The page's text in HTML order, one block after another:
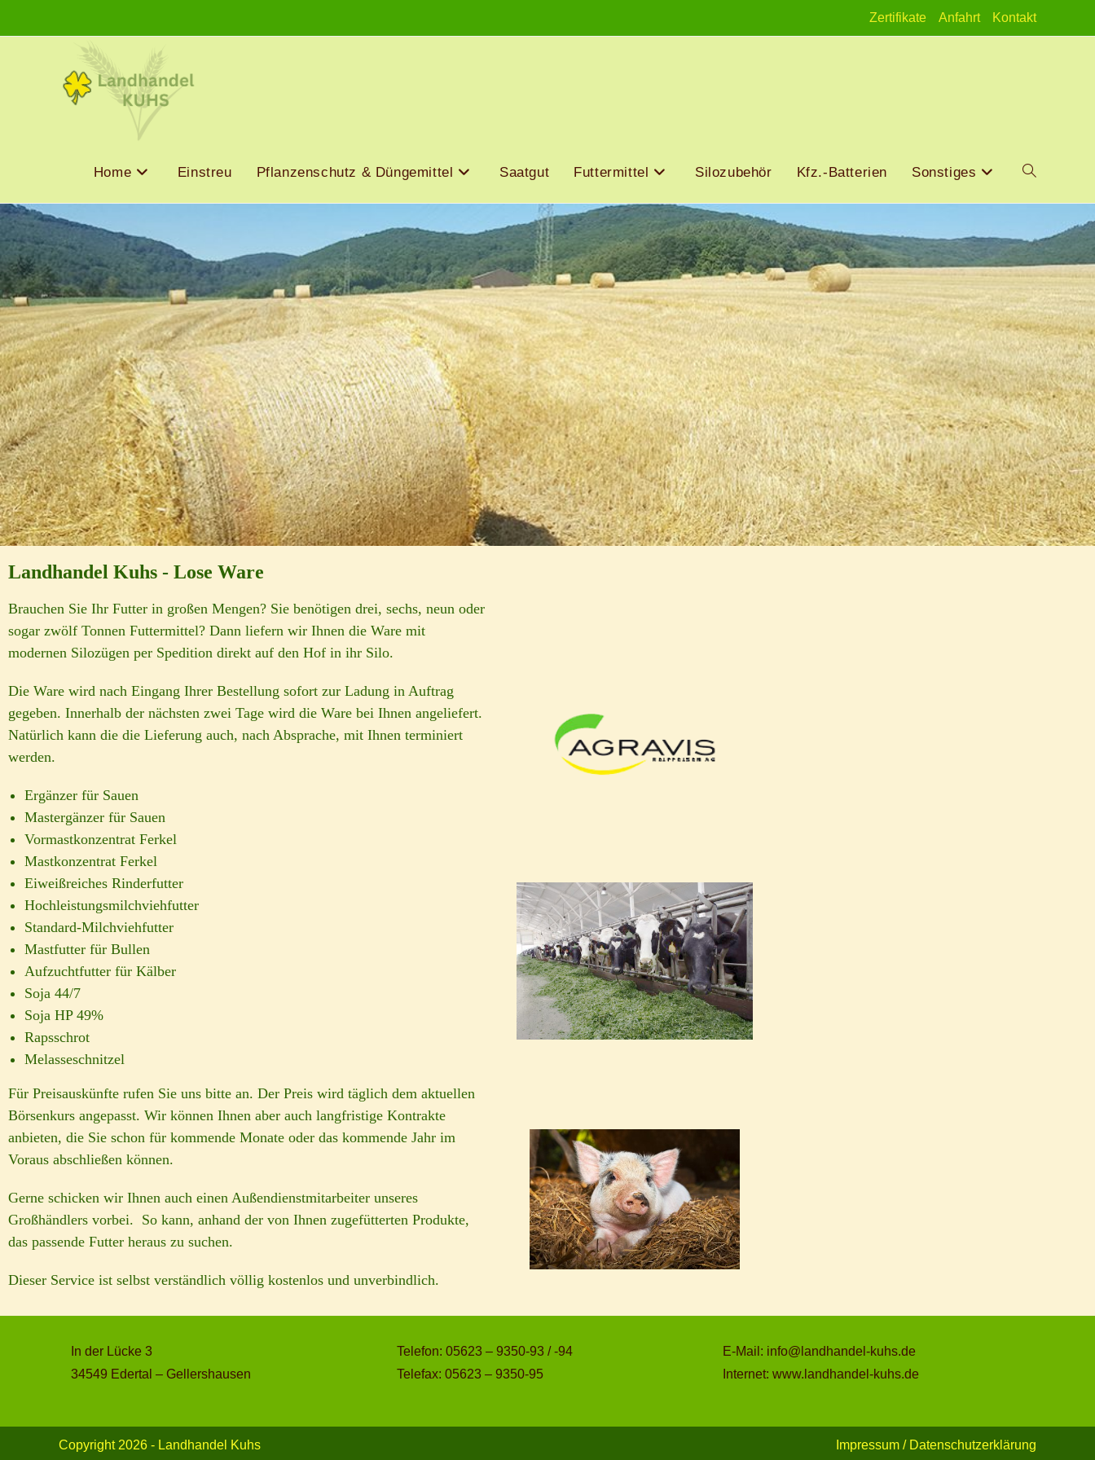
Zertifikate Anfahrt Kontakt
Home Einstreu Pflanzenschutz & Düngemittel Saatgut Futtermittel Silozubehör Kfz.-Batterien Sonstiges
Landhandel Kuhs - Lose Ware
Brauchen Sie Ihr Futter in großen Mengen? Sie benötigen drei, sechs, neun oder
sogar zwölf Tonnen Futtermittel? Dann liefern wir Ihnen die Ware mit
modernen Silozügen per Spedition direkt auf den Hof in ihr Silo.
Die Ware wird nach Eingang Ihrer Bestellung sofort zur Ladung in Auftrag
gegeben. Innerhalb der nächsten zwei Tage wird die Ware bei Ihnen angeliefert.
Natürlich kann die die Lieferung auch, nach Absprache, mit Ihnen terminiert
werden.
Ergänzer für Sauen
Mastergänzer für Sauen
Vormastkonzentrat Ferkel
Mastkonzentrat Ferkel
Eiweißreiches Rinderfutter
Hochleistungsmilchviehfutter
Standard-Milchviehfutter
Mastfutter für Bullen
Aufzuchtfutter für Kälber
Soja 44/7
Soja HP 49%
Rapsschrot
Melasseschnitzel
Für Preisauskünfte rufen Sie uns bitte an. Der Preis wird täglich dem aktuellen
Börsenkurs angepasst. Wir können Ihnen aber auch langfristige Kontrakte
anbieten, die Sie schon für kommende Monate oder das kommende Jahr im
Voraus abschließen können.
Gerne schicken wir Ihnen auch einen Außendienstmitarbeiter unseres
Großhändlers vorbei. So kann, anhand der von Ihnen zugefütterten Produkte,
das passende Futter heraus zu suchen.
Dieser Service ist selbst verständlich völlig kostenlos und unverbindlich.
In der Lücke 3
34549 Edertal – Gellershausen
Telefon: 05623 – 9350-93 / -94
Telefax: 05623 – 9350-95
E-Mail: info@landhandel-kuhs.de
Internet: www.landhandel-kuhs.de
Impressum / Datenschutzerklärung
Copyright 2026 - Landhandel Kuhs